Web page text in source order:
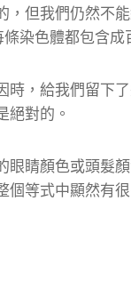
但我們仍然不
染色體都包含成
，給我們留下
絕對的。
睛顏色或頭髮
等式中顯然有